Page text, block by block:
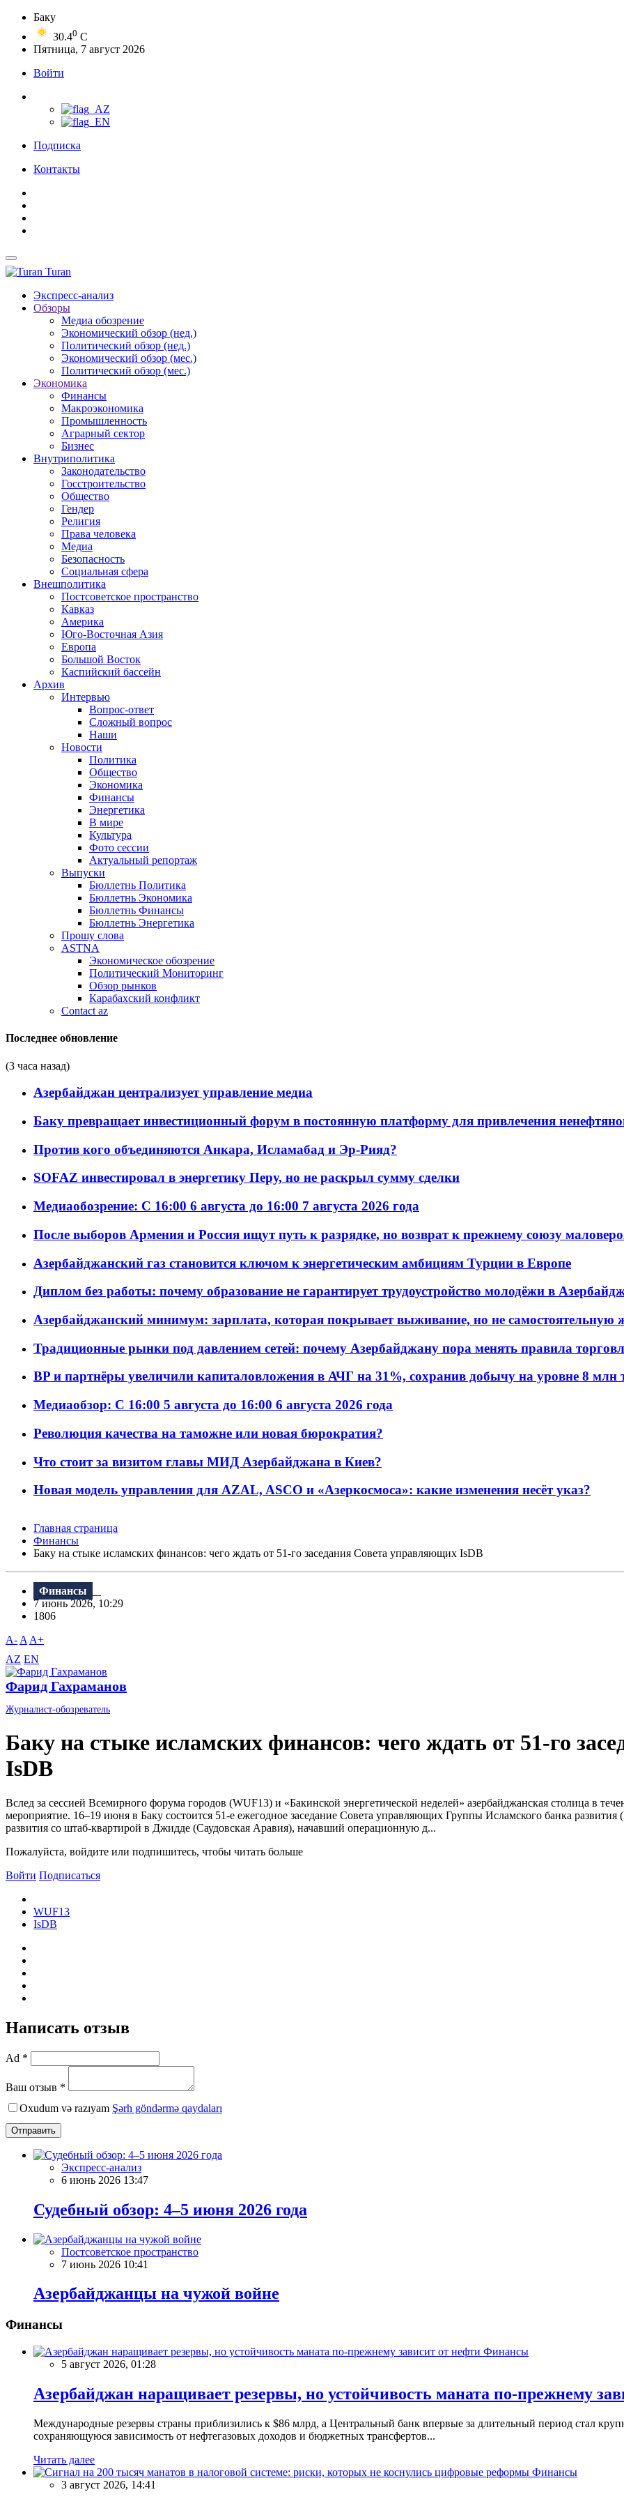
Баку
30.40 C
Пятница, 7 август 2026
Войти
Подписка
Контакты
Turan
Экспресс-анализ
Обзоры
Медиа обозрение
Экономический обзор (нед.)
Политический обзор (нед.)
Экономический обзор (мес.)
Политический обзор (мес.)
Экономика
Финансы
Макроэкономика
Промышленность
Аграрный сектор
Бизнес
Внутриполитика
Законодательство
Госстроительство
Общество
Гендер
Религия
Права человека
Медиа
Безопасность
Социальная сфера
Внешполитика
Постсоветское пространство
Кавказ
Америка
Юго-Восточная Азия
Европа
Большой Восток
Каспийский бассейн
Архив
Интервью
Вопрос-ответ
Сложный вопрос
Наши
Новости
Политика
Общество
Экономика
Финансы
Энергетика
В мире
Культура
Фото сессии
Актуальный репортаж
Выпуски
Бюллетнь Политика
Бюллетнь Экономика
Бюллетнь Финансы
Бюллетнь Энергетика
Прошу слова
ASTNA
Экономическое обозрение
Политический Мониторинг
Обзор рынков
Карабахский конфликт
Contact az
Последнее обновление
(3 часа назад)
Азербайджан централизует управление медиа
Баку превращает инвестиционный форум в постоянную платформу для привлечения
Против кого объединяются Анкара, Исламабад и Эр-Рияд?
SOFAZ инвестировал в энергетику Перу, но не раскрыл сумму сделки
Медиаобозрение: С 16:00 6 августа до 16:00 7 августа 2026 года
После выборов Армения и Россия ищут путь к разрядке, но возврат к прежнему союзу
Азербайджанский газ становится ключом к энергетическим амбициям Турции в Европе
Диплом без работы: почему образование не гарантирует трудоустройство молодёжи в
Азербайджанский минимум: зарплата, которая покрывает выживание, но не самостоятельную
Традиционные рынки под давлением сетей: почему Азербайджану пора менять правила
BP и партнёры увеличили капиталовложения в АЧГ на 31%, сохранив добычу на уровне 8 млн
Медиаобзор: С 16:00 5 августа до 16:00 6 августа 2026 года
Революция качества на таможне или новая бюрократия?
Что стоит за визитом главы МИД Азербайджана в Киев?
Новая модель управления для AZAL, ASCO и «Азеркосмоса»: какие изменения несёт указ?
Главная страница
Финансы
Баку на стыке исламских финансов: чего ждать от 51-го заседания Совета управляющих IsDB
Финансы
7 июнь 2026, 10:29
1806
A- A A+
AZ EN
Фарид Гахраманов
Журналист-обозреватель
Баку на стыке исламских финансов: чего ждать от 51-го
IsDB
Вслед за сессией Всемирного форума городов (WUF13) и «Бакинской энергетической неделей» азербайджанская столица в
мероприятие. 16–19 июня в Баку состоится 51-е ежегодное заседание Совета управляющих Группы Исламского банка
развития со штаб-квартирой в Джидде (Саудовская Аравия), начавший операционную д...
Пожалуйста, войдите или подпишитесь, чтобы читать больше
Войти Подписаться
WUF13
IsDB
Написать отзыв
Ad *
Ваш отзыв *
Oxudum və razıyam Şərh göndərmə qaydaları
Отправить
Экспресс-анализ
6 июнь 2026 13:47
Судебный обзор: 4–5 июня 2026 года
Постсоветское пространство
7 июнь 2026 10:41
Азербайджанцы на чужой войне
Финансы
Финансы
5 август 2026, 01:28
Азербайджан наращивает резервы, но устойчивость маната по-прежнему
Международные резервы страны приблизились к $86 млрд, а Центральный банк впервые за длительный период стал
сохраняющуюся зависимость от нефтегазовых доходов и бюджетных трансфертов...
Читать далее
Финансы
3 август 2026, 14:41